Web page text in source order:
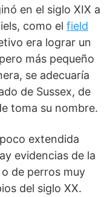
en el siglo XIX a
como el field
era lograr un
más pequeño
se adecuaría
de Sussex, de
toma su nombre.
ex­tendida
evidencias de la
de perros muy
del siglo XX.